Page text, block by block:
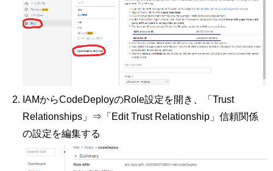
IAMからCodeDeployのRole設定を開き、「Trust
Relationships」⇒「Edit Trust Relationship」信頼関係
の設定を編集する